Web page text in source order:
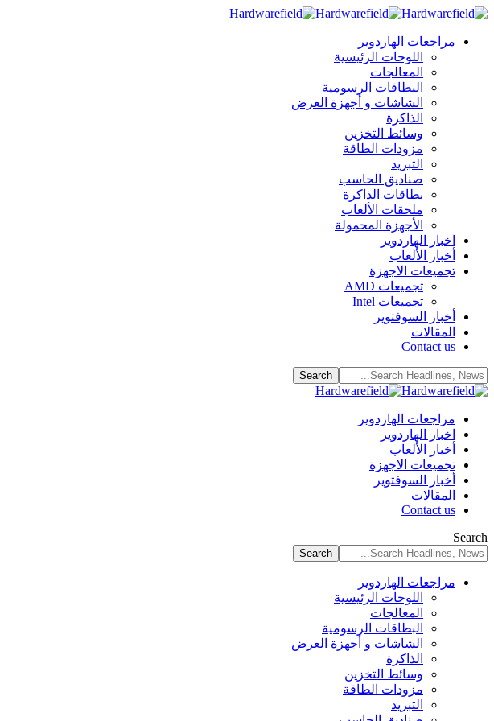
مراجعات الهاردوير
اللوحات الرئيسية
المعالجات
البطاقات الرسومية
الشاشات و أجهزة العرض
الذاكرة
وسائط التخزين
مزودات الطاقة
التبريد
صناديق الحاسب
بطاقات الذاكرة
ملحقات الألعاب
الأجهزة المحمولة
اخبار الهاردوير
أخبار الألعاب
تجميعات الاجهزة
تجميعات AMD
تجميعات Intel
أخبار السوفتوير
المقالات
Contact us
مراجعات الهاردوير
اخبار الهاردوير
أخبار الألعاب
تجميعات الاجهزة
أخبار السوفتوير
المقالات
Contact us
Search
مراجعات الهاردوير
اللوحات الرئيسية
المعالجات
البطاقات الرسومية
الشاشات و أجهزة العرض
الذاكرة
وسائط التخزين
مزودات الطاقة
التبريد